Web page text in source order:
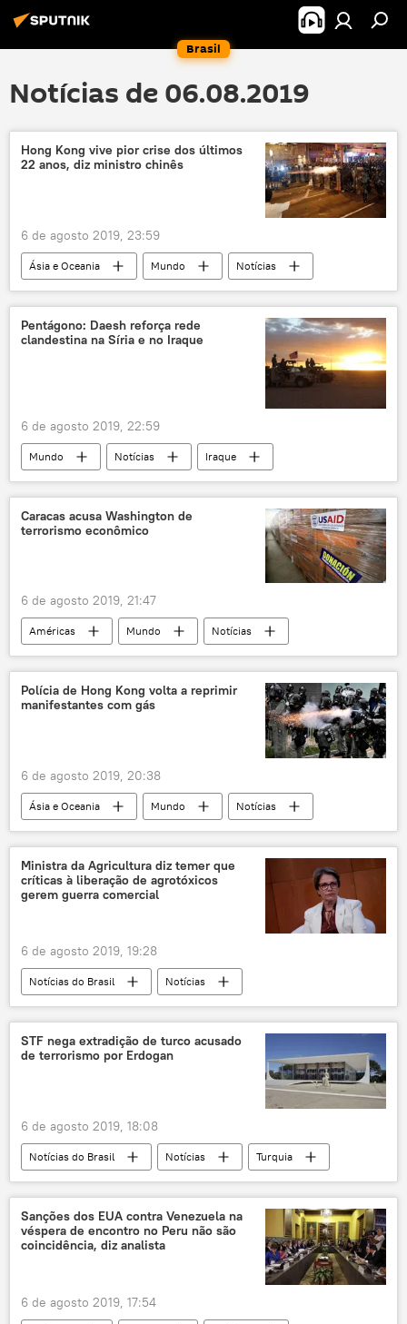
Brasil
Notícias de 06.08.2019
Hong Kong vive pior crise dos últimos
22 anos, diz ministro chinês
6 de agosto 2019, 23:59
Ásia e Oceania Mundo
Notícias
Hong Kong
China
protestos
manifestação
Macau
Reuters
Pentágono: Daesh reforça rede
clandestina na Síria e no Iraque
6 de agosto 2019, 22:59
Mundo Notícias
Iraque
Síria
Daesh
Estado Islâmico
Inherent Resolve
Departamento de Defesa dos EUA
Caracas acusa Washington de
terrorismo econômico
6 de agosto 2019, 21:47
Américas Mundo
Notícias
Caracas
Washington
sanções
Nicolás Maduro
Cuba
Coreia do Norte
Polícia de Hong Kong volta a reprimir
manifestantes com gás
6 de agosto 2019, 20:38
Ásia e Oceania Mundo
Notícias
Hong Kong
manifestação
protesto
gás lacrimogêneo
bombas de gás
independência
China
Ministra da Agricultura diz temer que
críticas à liberação de agrotóxicos
gerem guerra comercial
6 de agosto 2019, 19:28
Notícias do Brasil
Notícias
Tereza Cristina
agrotóxicos
STF nega extradição de turco acusado
de terrorismo por Erdogan
6 de agosto 2019, 18:08
Notícias do Brasil Notícias
Turquia
STF
Sanções dos EUA contra Venezuela na
véspera de encontro no Peru não são
coincidência, diz analista
6 de agosto 2019, 17:54